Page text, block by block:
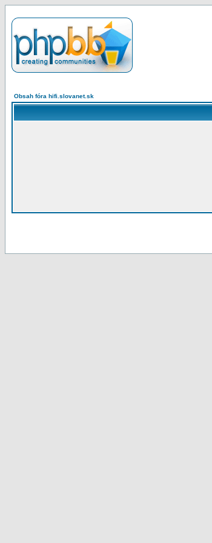
Obsah fóra hifi.slovanet.sk